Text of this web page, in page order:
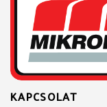
KAPCSOLAT